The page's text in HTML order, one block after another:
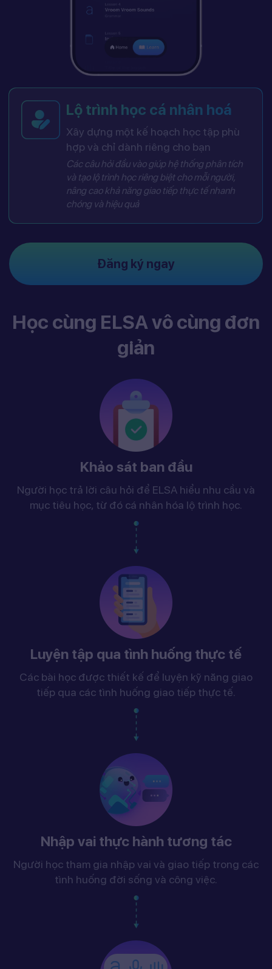
Lộ trình học cá nhân hoá
Xây dựng một kế hoạch học tập phù
hợp và chỉ dành riêng cho bạn
Các câu hỏi đầu vào giúp hệ thống phân tích
và tạo lộ trình học riêng biệt cho mỗi người,
nâng cao khả năng giao tiếp thực tế nhanh
chóng và hiệu quả
Đăng ký ngay
Học cùng ELSA vô cùng đơn
giản
Khảo sát ban đầu
Người học trả lời câu hỏi để ELSA hiểu nhu cầu và
mục tiêu học, từ đó cá nhân hóa lộ trình học.
Luyện tập qua tình huống thực tế
Các bài học được thiết kế để luyện kỹ năng giao
tiếp qua các tình huống giao tiếp thực tế.
Nhập vai thực hành tương tác
Người học tham gia nhập vai và giao tiếp trong các
tình huống đời sống và công việc.